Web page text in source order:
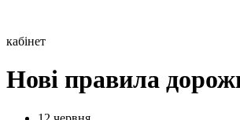
кабінет
Нові правила